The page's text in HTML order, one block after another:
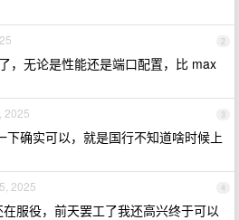
2
，无论是性能还是端口配置，比 max
3
2025
下确实可以，就是国行不知道啥时候上
4
2025
服役，前天罢工了我还高兴终于可以